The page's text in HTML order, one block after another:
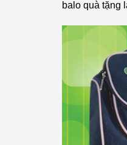
balo quà tặng